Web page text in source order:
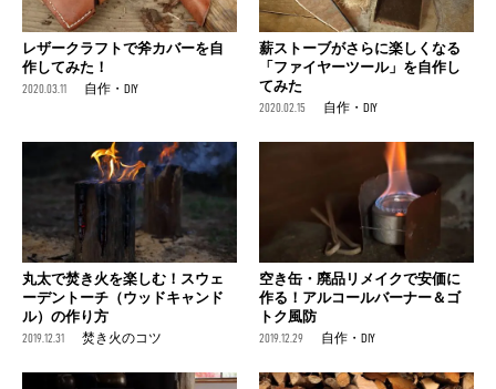
レザークラフトで斧カバーを自
作してみた！
2020.03.11 自作・DIY
薪ストーブがさらに楽しくなる
「ファイヤーツール」を自作し
てみた
2020.02.15 自作・DIY
丸太で焚き火を楽しむ！スウェ
ーデントーチ（ウッドキャンド
ル）の作り方
2019.12.31 焚き火のコツ
空き缶・廃品リメイクで安価に
作る！アルコールバーナー＆ゴ
トク風防
2019.12.29 自作・DIY